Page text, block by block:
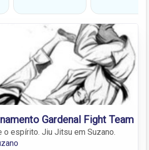
Gardenal Fight Team
o espírito. Jiu Jitsu em Suzano.